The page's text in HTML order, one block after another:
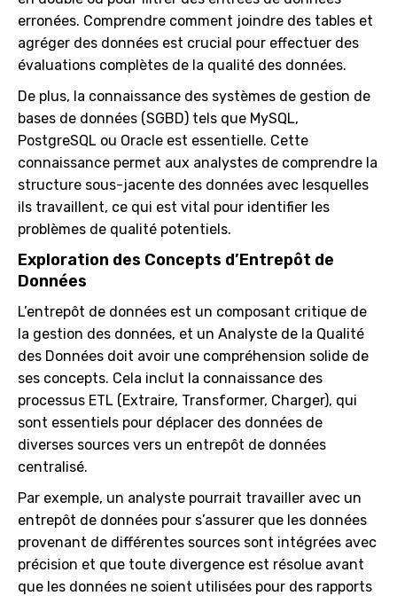
erronées. Comprendre comment joindre des tables et
agréger des données est crucial pour effectuer des
évaluations complètes de la qualité des données.
De plus, la connaissance des systèmes de gestion de
bases de données (SGBD) tels que MySQL,
PostgreSQL ou Oracle est essentielle. Cette
connaissance permet aux analystes de comprendre la
structure sous-jacente des données avec lesquelles
ils travaillent, ce qui est vital pour identifier les
problèmes de qualité potentiels.
Exploration des Concepts d’Entrepôt de
Données
L’entrepôt de données est un composant critique de
la gestion des données, et un Analyste de la Qualité
des Données doit avoir une compréhension solide de
ses concepts. Cela inclut la connaissance des
processus ETL (Extraire, Transformer, Charger), qui
sont essentiels pour déplacer des données de
diverses sources vers un entrepôt de données
centralisé.
Par exemple, un analyste pourrait travailler avec un
entrepôt de données pour s’assurer que les données
provenant de différentes sources sont intégrées avec
précision et que toute divergence est résolue avant
que les données ne soient utilisées pour des rapports